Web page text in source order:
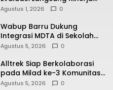
Kepala OPD, Reformasi
Agustus 1, 2026 0
Wabup Barru Dukung
Integrasi MDTA di Sekolah
Umum, Siapkan Regulasi
Agustus 5, 2026 0
Alltrek Siap Berkolaborasi
pada Milad ke-3 Komunitas
Camping IKA Smandel
Agustus 5, 2026 0